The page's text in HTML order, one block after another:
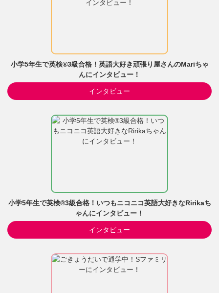
小学5年生で英検®3級合格！英語大好き頑張り屋さんのMariちゃ
んにインタビュー！
インタビュー
小学5年生で英検®3級合格！いつもニコニコ英語大好きなRirikaち
ゃんにインタビュー！
インタビュー